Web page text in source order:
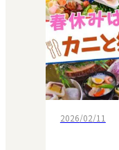
2026/02/11